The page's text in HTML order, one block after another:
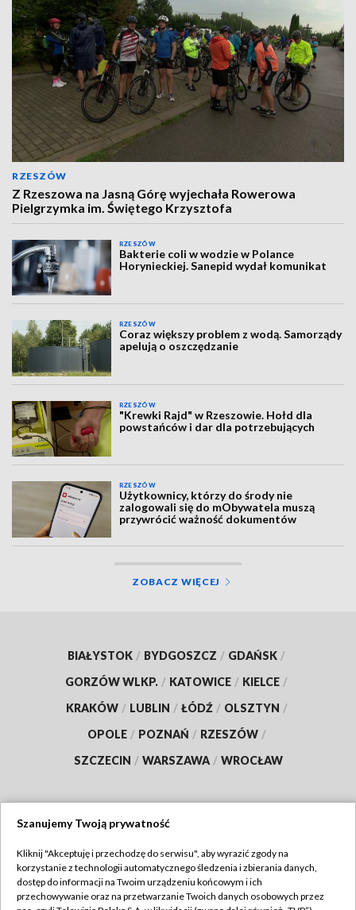
RZESZÓW
Z Rzeszowa na Jasną Górę wyjechała Rowerowa
Pielgrzymka im. Świętego Krzysztofa
RZESZÓW
Bakterie coli w wodzie w Polance
Horynieckiej. Sanepid wydał komunikat
RZESZÓW
Coraz większy problem z wodą. Samorządy
apelują o oszczędzanie
RZESZÓW
"Krewki Rajd" w Rzeszowie. Hołd dla
powstańców i dar dla potrzebujących
RZESZÓW
Użytkownicy, którzy do środy nie
zalogowali się do mObywatela muszą
przywrócić ważność dokumentów
ZOBACZ WIĘCEJ
BIAŁYSTOK / BYDGOSZCZ / GDAŃSK /
GORZÓW WLKP. / KATOWICE / KIELCE /
KRAKÓW / LUBLIN / ŁÓDŹ / OLSZTYN /
OPOLE / POZNAŃ / RZESZÓW /
SZCZECIN / WARSZAWA / WROCŁAW
TVP
Abonament TVP
Regulamin TVP
Szanujemy Twoją prywatność
Kliknij "Akceptuję i przechodzę do serwisu", aby wyrazić zgody na
korzystanie z technologii automatycznego śledzenia i zbierania danych,
dostęp do informacji na Twoim urządzeniu końcowym i ich
przechowywanie oraz na przetwarzanie Twoich danych osobowych przez